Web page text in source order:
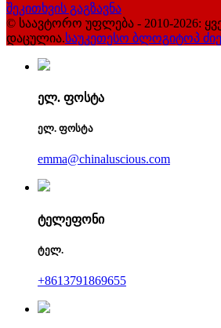
შეკითხვის გაგზავნა
© საავტორო უფლება - 2010-2026:
დაცულია.საუკეთესო ბლოგიტოპ
ელ. ფოსტა
ელ. ფოსტა
emma@chinaluscious.com
ტელეფონი
ტელ.
+8613791869655